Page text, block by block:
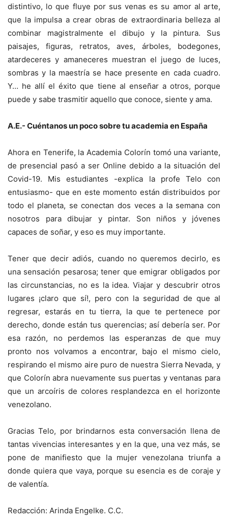
distintivo, lo que fluye por sus venas es su amor al arte,
que la impulsa a crear obras de extraordinaria belleza al
combinar magistralmente el dibujo y la pintura. Sus
paisajes, figuras, retratos, aves, árboles, bodegones,
atardeceres y amaneceres muestran el juego de luces,
sombras y la maestría se hace presente en cada cuadro.
Y… he allí el éxito que tiene al enseñar a otros, porque
puede y sabe trasmitir aquello que conoce, siente y ama.
A.E.- Cuéntanos un poco sobre tu academia en España
Ahora en Tenerife, la Academia Colorín tomó una variante,
de presencial pasó a ser Online debido a la situación del
Covid-19. Mis estudiantes -explica la profe Telo con
entusiasmo- que en este momento están distribuidos por
todo el planeta, se conectan dos veces a la semana con
nosotros para dibujar y pintar. Son niños y jóvenes
capaces de soñar, y eso es muy importante.
Tener que decir adiós, cuando no queremos decirlo, es
una sensación pesarosa; tener que emigrar obligados por
las circunstancias, no es la idea. Viajar y descubrir otros
lugares ¡claro que sí!, pero con la seguridad de que al
regresar, estarás en tu tierra, la que te pertenece por
derecho, donde están tus querencias; así debería ser. Por
esa razón, no perdemos las esperanzas de que muy
pronto nos volvamos a encontrar, bajo el mismo cielo,
respirando el mismo aire puro de nuestra Sierra Nevada, y
que Colorín abra nuevamente sus puertas y ventanas para
que un arcoíris de colores resplandezca en el horizonte
venezolano.
Gracias Telo, por brindarnos esta conversación llena de
tantas vivencias interesantes y en la que, una vez más, se
pone de manifiesto que la mujer venezolana triunfa a
donde quiera que vaya, porque su esencia es de coraje y
de valentía.
Redacción: Arinda Engelke. C.C.